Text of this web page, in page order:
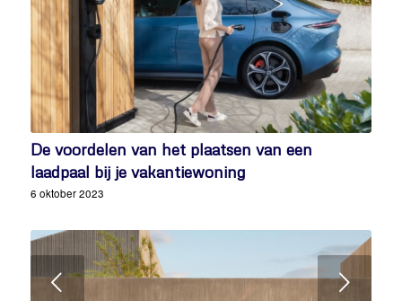
De voordelen van het plaatsen van een
laadpaal bij je vakantiewoning
6 oktober 2023
Volgende